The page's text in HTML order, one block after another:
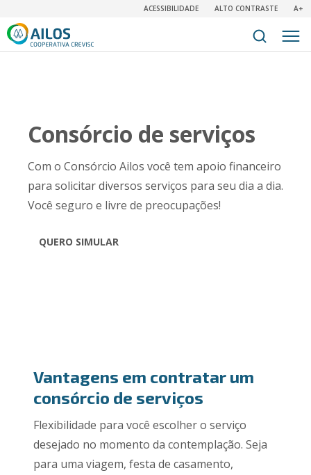
ACESSIBILIDADE ALTO CONTRASTE A+
Consórcio de serviços
Com o Consórcio Ailos você tem apoio financeiro
para solicitar diversos serviços para seu dia a dia.
Você seguro e livre de preocupações!
QUERO SIMULAR
Vantagens em contratar um
consórcio de serviços
Flexibilidade para você escolher o serviço
desejado no momento da contemplação. Seja
para uma viagem, festa de casamento,